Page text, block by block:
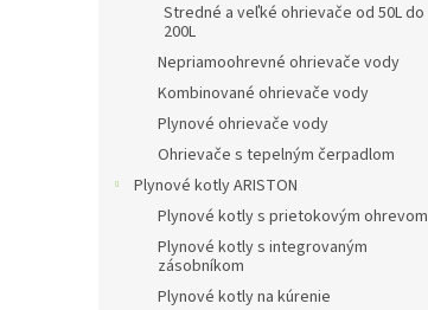
Stredné a veľké ohrievače od 50L do
200L
Nepriamoohrevné ohrievače vody
Kombinované ohrievače vody
Plynové ohrievače vody
Ohrievače s tepelným čerpadlom
Plynové kotly ARISTON
Plynové kotly s prietokovým ohrevom
Plynové kotly s integrovaným
zásobníkom
Plynové kotly na kúrenie